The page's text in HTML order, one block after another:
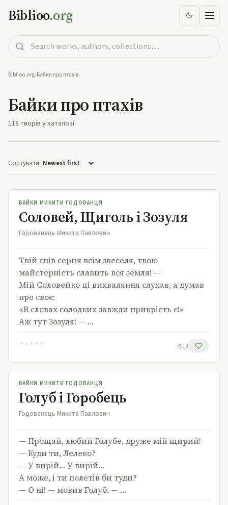
Biblioo.org
Biblioo.org•Байки про птахів
Байки про птахів
118 творів у каталозі
Сортувати:
Соловей, Щиголь і Зозуля
БАЙКИ МИКИТИ ГОДОВАНЦЯ
Соловей, Щиголь і Зозуля
Годованець Микита Павлович
Твій спів серця всім звеселя, твою
майстерність славить вся земля! —
Мій Соловейко ці вихваляння слухав, а думав
про своє:
«В словах солодких завжди прикрість є!»
Аж тут Зозуля: — …
★ ★ ★ ★ ★ 13
Голуб і Горобець
БАЙКИ МИКИТИ ГОДОВАНЦЯ
Голуб і Горобець
Годованець Микита Павлович
— Прощай, любий Голубе, друже мій щирий!
— Куди ти, Лелеко?
— У вирій… У вирій…
А може, і ти полетів би туди?
— О ні! — мовив Голуб. — …